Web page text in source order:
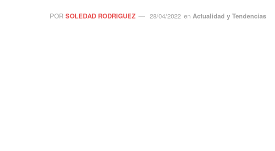
POR SOLEDAD RODRIGUEZ 28/04/2022 en Actualidad y Tendencias